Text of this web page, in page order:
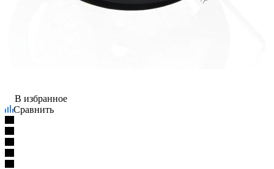
В избранное
Сравнить